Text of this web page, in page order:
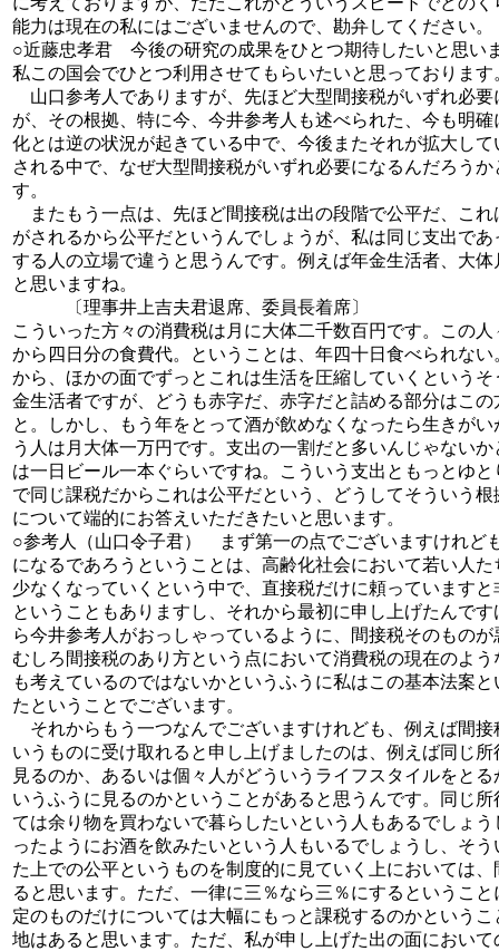
能力は現在の私にはございませんので、勘弁してください。
○近藤忠孝君 今後の研究の成果をひとつ期待したいと思い
私この国会でひとつ利用させてもらいたいと思っております
山口参考人でありますが、先ほど大型間接税がいずれ必要
が、その根拠、特に今、今井参考人も述べられた、今も明
化とは逆の状況が起きている中で、今後またそれが拡大し
される中で、なぜ大型間接税がいずれ必要になるんだろう
す。
またもう一点は、先ほど間接税は出の段階で公平だ、こ
がされるから公平だというんでしょうが、私は同じ支出で
する人の立場で違うと思うんです。例えば年金生活者、大
と思いますね。
〔理事井上吉夫君退席、委員長着席〕
こういった方々の消費税は月に大体二千数百円です。この
から四日分の食費代。ということは、年四十日食べられな
から、ほかの面でずっとこれは生活を圧縮していくという
金生活者ですが、どうも赤字だ、赤字だと詰める部分はこ
と。しかし、もう年をとって酒が飲めなくなったら生きが
う人は月大体一万円です。支出の一割だと多いんじゃない
は一日ビール一本ぐらいですね。こういう支出ともっとゆ
で同じ課税だからこれは公平だという、どうしてそういう
について端的にお答えいただきたいと思います。
○参考人（山口令子君） まず第一の点でございますけれど
になるであろうということは、高齢化社会において若い人
少なくなっていくという中で、直接税だけに頼っています
ということもありますし、それから最初に申し上げたんで
ら今井参考人がおっしゃっているように、間接税そのもの
むしろ間接税のあり方という点において消費税の現在のよ
も考えているのではないかというふうに私はこの基本法案
たということでございます。
それからもう一つなんでございますけれども、例えば間
いうものに受け取れると申し上げましたのは、例えば同じ
見るのか、あるいは個々人がどういうライフスタイルをと
いうふうに見るのかということがあると思うんです。同じ
ては余り物を買わないで暮らしたいという人もあるでしょ
ったようにお酒を飲みたいという人もいるでしょうし、そ
た上での公平というものを制度的に見ていく上においては
ると思います。ただ、一律に三％なら三％にするというこ
定のものだけについては大幅にもっと課税するのかという
地はあると思います。ただ、私が申し上げた出の面におい